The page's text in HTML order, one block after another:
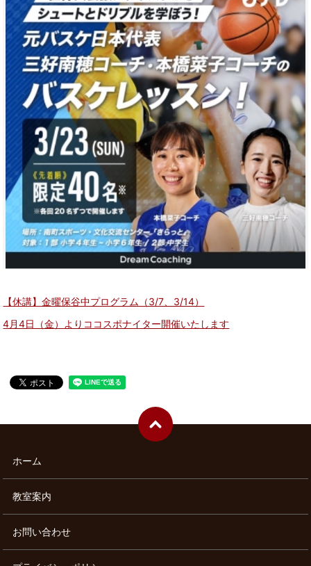
【休講】金曜保谷中プログラム（3/7、3/14）
4月4日（金）よりココスポナイター開催いたします
ホーム
教室案内
お問い合わせ